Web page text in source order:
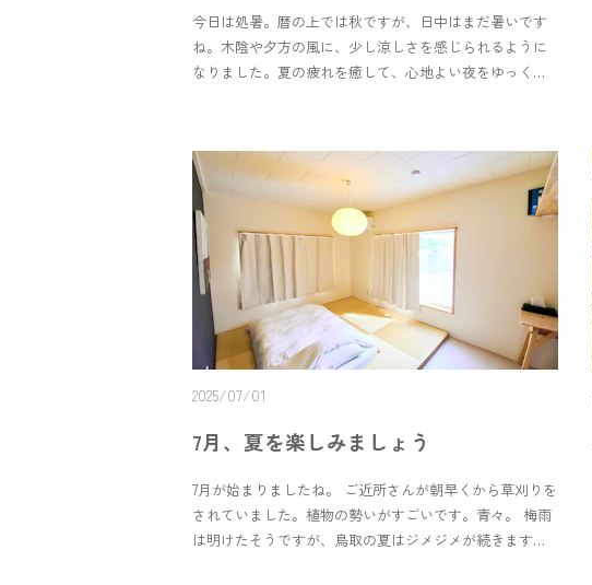
らく縁のない鳥取にあって、なんとも不思議です。当宿
で展示させていただいている絵も、人の想いといっしょ
に次の場所へいったりしています。今展示している絵も
今日は処暑。暦の上では秋ですが、日中はまだ暑いです
ね。木陰や夕方の風に、少し涼しさを感じられるように
なりました。夏の疲れを癒して、心地よい夜をゆっくり
2025/07/01
7月、夏を楽しみましょう
7月が始まりましたね。 ご近所さんが朝早くから草刈りを
されていました。植物の勢いがすごいです。青々。 梅雨
は明けたそうですが、鳥取の夏はジメジメが続きます。